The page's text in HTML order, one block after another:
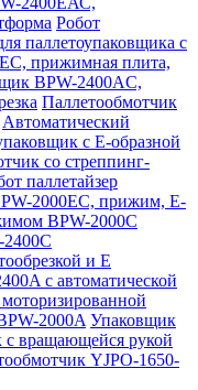
Робот
паллетоупаковщика с
прижимная плита,
BPW-2400AC,
Паллетообмотчик
Автоматический
с Е-образной
со стреппинг-
паллетайзер
2000EC, прижим, Е-
BPW-2000C
и Е
с автоматической
2000A Упаковщик
с вращающейся рукой
YJPO-1650-